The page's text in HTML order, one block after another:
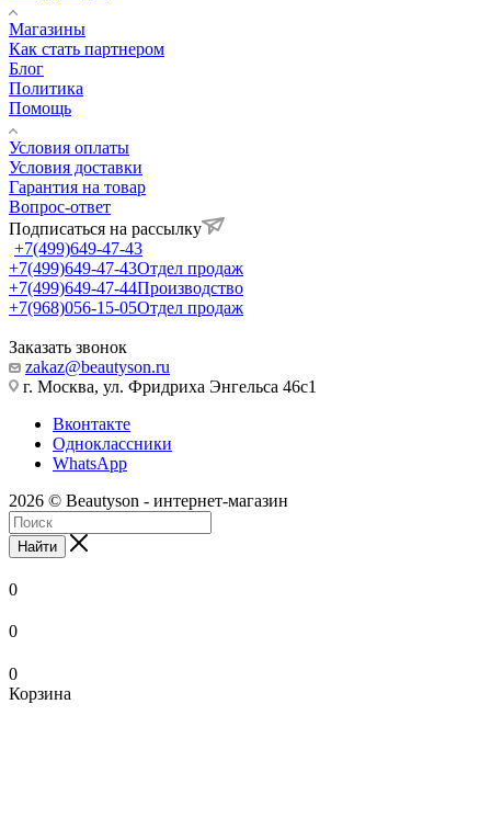
Магазины
Как стать партнером
Блог
Политика
Помощь
Условия оплаты
Условия доставки
Гарантия на товар
Вопрос-ответ
Подписаться на рассылку
+7(499)649-47-43
+7(499)649-47-43Отдел продаж
+7(499)649-47-44Производство
+7(968)056-15-05Отдел продаж
Заказать звонок
zakaz@beautyson.ru
г. Москва, ул. Фридриха Энгельса 46с1
Вконтакте
Одноклассники
WhatsApp
2026 © Beautyson - интернет-магазин
Найти
0
0
0
Корзина